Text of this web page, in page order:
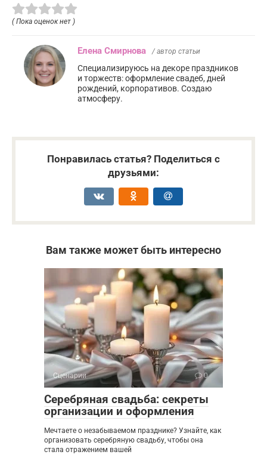
( Пока оценок нет )
Елена Смирнова / автор статьи
Специализируюсь на декоре праздников
и торжеств: оформление свадеб, дней
рождений, корпоративов. Создаю
атмосферу.
Понравилась статья? Поделиться с
друзьями:
Вам также может быть интересно
Сценарии 0
Серебряная свадьба: секреты
организации и оформления
Мечтаете о незабываемом празднике? Узнайте, как
организовать серебряную свадьбу, чтобы она
стала отражением вашей